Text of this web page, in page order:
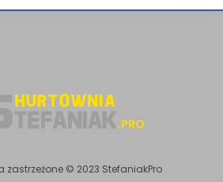
zastrzeżone © 2023 StefaniakPro